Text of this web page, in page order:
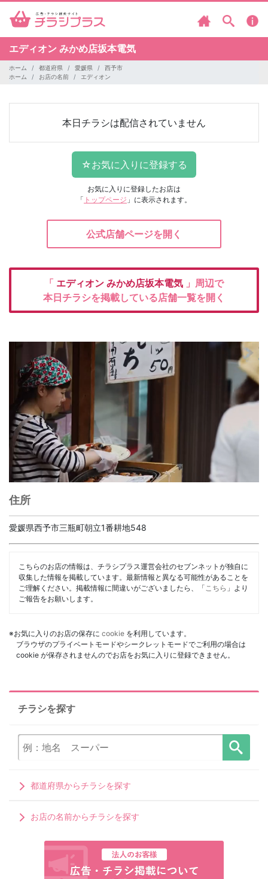
エディオン みかめ店坂本電気
ホーム 都道府県 愛媛県
西予市
ホーム
お店の名前 エディオン
本日チラシは配信されていません
お気に入りに登録したお店は
「 トップページ 」に表示されます。
公式店舗ページを開く
「 エディオン みかめ店坂本電気 」周辺で
本日チラシを掲載している店舗一覧を開く
住所
愛媛県西予市三瓶町朝立1番耕地548
こちらのお店の情報は、チラシプラス運営会社のセブンネットが独自に
収集した情報を掲載しています。最新情報と異なる可能性があることを
ご理解ください。掲載情報に間違いがございましたら、「 こちら 」より
ご報告をお願いします。
※お気に入りのお店の保存に cookie を利用しています。
ブラウザのプライベートモードやシークレットモードでご利用の場合は
cookie が保存されませんのでお店をお気に入りに登録できません。
チラシを探す
都道府県からチラシを探す
お店の名前からチラシを探す